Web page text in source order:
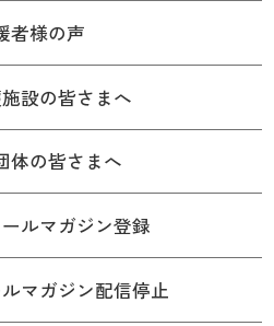
者様の声
設の皆さまへ
体の皆さまへ
ルマガジン登録
マガジン配信停止